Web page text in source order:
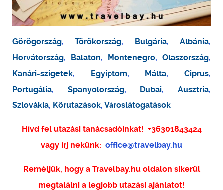
Görögország,Törökország, Bulgária,Albánia,
Horvátország, Balaton, Montenegro, Olaszország,
Kanári-szigetek, Egyiptom, Málta,Ciprus,
Portugália, Spanyolország, Dubai,Ausztria,
Szlovákia, Körutazások, Városlátogatások
Hívd fel utazási tanácsadóinkat! +36301843424
vagy írj nekünk: office@travelbay.hu
Reméljük, hogy a Travelbay.hu oldalon sikerül
megtalálni a legjobb utazási ajánlatot!